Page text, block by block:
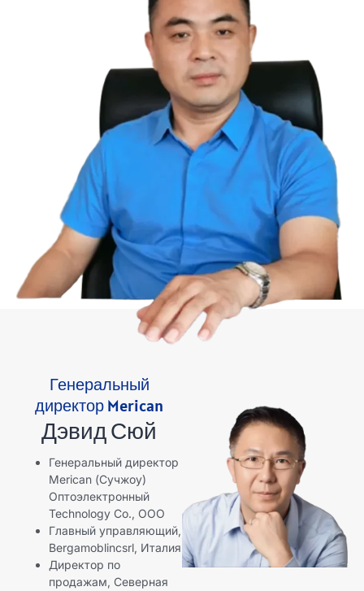
Генеральный
директор Merican
Дэвид Сюй
Генеральный директор
Merican (Сучжоу)
Оптоэлектронный
Technology Co., ООО
Главный управляющий,
Bergamoblincsrl, Италия
Директор по
продажам, Северная